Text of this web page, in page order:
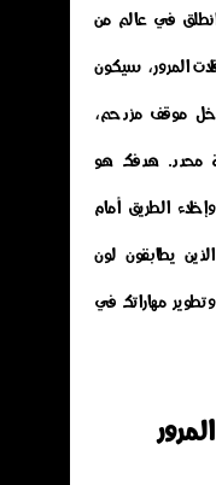
في عالم من
المرور، سيكون
موقف مزدحم،
محدد. هدفك هو
الطريق أمام
يطابقون لون
مهاراتك في